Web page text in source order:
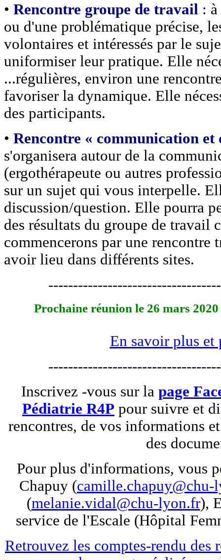
• Rencontre groupe de travail :
ou d'une problématique précise,
volontaires et intéressés par le
uniformiser leur pratique. Elle
...régulières, environ une
favoriser la dynamique. Elle
des participants.
• Rencontre « communication et
s'organisera autour de la
(ergothérapeute ou autres
sur un sujet qui vous interpelle.
discussion/question. Elle pourra
des résultats du groupe de travail
commencerons par une
avoir lieu dans différents sites.
Prochaine réunion le 26 mars
En savoir plus et
Inscrivez -vous sur la page
Pédiatrie R4P pour suivre et
rencontres, de vos informations
des
Pour plus d'informations, vous
Chapuy (camille.chapuy@chu-
(melanie.vidal@chu-lyon.fr),
service de l'Escale (Hôpital
Retrouvez les comptes-rendu des